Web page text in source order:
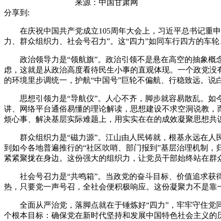
来源： 中国甘肃网
分享到:
在庆祝中国共产党成立105周年大会上，习近平总书记重申
力、群众组织力、社会号召力”。这“四力”如同车行四方的车
政治领导力是“领航旗”。政治引领不是悬在高空的抽象概
虑，这就是从政治高度看待民生小事的直观体现。一个政党
的环境里步调统一，护航“中国号”巨轮不偏航、行稳致远。
思想引领力是“导航仪”。人心不齐，脚步就容易散乱。如
讲、网络平台通俗易懂的理论解读，思想建设不求空洞说教
烦心事、解决基层实际难题上，用实实在在的成效凝聚思想共
群众组织力是“磁力源”。江山由人民铸就，根基永远在人
到如今各地普遍推行的“社区吹哨、部门报到”基层治理机制
紧紧聚拢在身边。这份强大的组织力，让党员干部始终站在
社会号召力是“共鸣箱”。当政党的奋斗目标、价值追求获
热，只要党一声号召，全社会便积极响应。这份凝聚力不是
全面从严治党，落脚点就在于锤炼好“四力”，牢牢守住党
个根本目标：确保党在新时代坚持和发展中国特色社会主义